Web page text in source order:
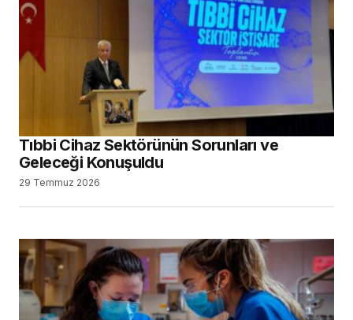
Tıbbi Cihaz Sektörünün Sorunları ve
Geleceği Konuşuldu
29 Temmuz 2026